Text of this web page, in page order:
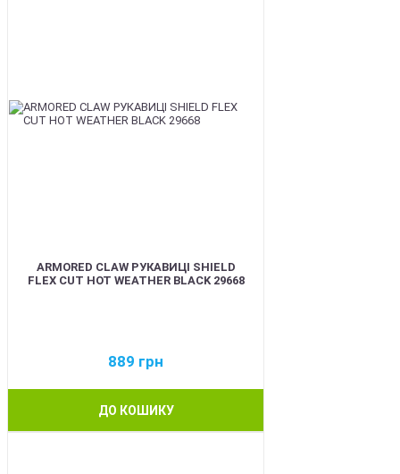
ARMORED CLAW РУКАВИЦІ SHIELD
FLEX CUT HOT WEATHER BLACK 29668
889 грн
ДО КОШИКУ